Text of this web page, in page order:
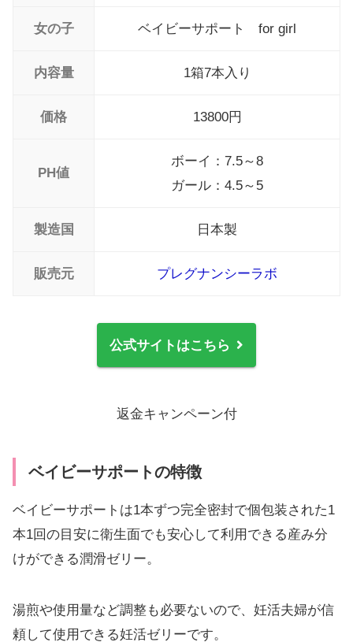
徹底調査
ベイビーサポートは公式サイトで2箱以上の購入
ベイビーサポートのおめでた返金制度
ベイビーサポートのよくある質問
女の子 ベイビーサポート for girl
内容量 1箱7本入り
価格 13800円
PH値
ボーイ：7.5～8
ガール：4.5～5
製造国 日本製
販売元 プレグナンシーラボ
公式サイトはこちら
返金キャンペーン付
ベイビーサポートの特徴
ベイビーサポートは1本ずつ完全密封で個包装された1
本1回の目安に衛生面でも安心して利用できる産み分
けができる潤滑ゼリー。
湯煎や使用量など調整も必要ないので、妊活夫婦が信
頼して使用できる妊活ゼリーです。